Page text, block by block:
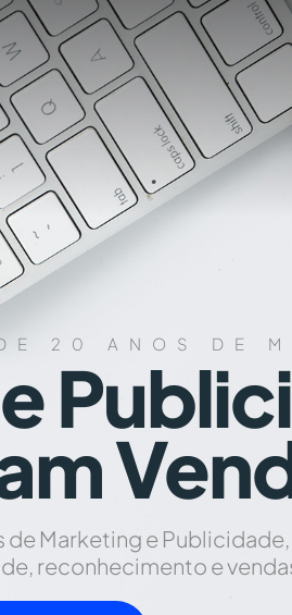
20 ANOS DE
Marketing e
reconhecimento e